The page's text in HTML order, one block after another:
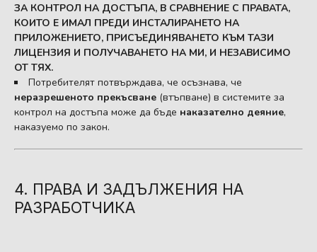
ЗА КОНТРОЛ НА ДОСТЪПА, В СРАВНЕНИЕ С ПРАВАТА,
КОИТО Е ИМАЛ ПРЕДИ ИНСТАЛИРАНЕТО НА
ПРИЛОЖЕНИЕТО, ПРИСЪЕДИНЯВАНЕТО КЪМ ТАЗИ
ЛИЦЕНЗИЯ И ПОЛУЧАВАНЕТО НА МИ, И НЕЗАВИСИМО
ОТ ТЯХ.
Потребителят потвърждава, че осъзнава, че
неразрешеното прекъсване (втъпване) в системите за
контрол на достъпа може да бъде наказателно деяние,
наказуемо по закон.
4. ПРАВА И ЗАДЪЛЖЕНИЯ НА
РАЗРАБОТЧИКА